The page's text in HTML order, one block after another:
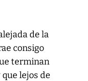
de la
consigo
terminan
lejos de